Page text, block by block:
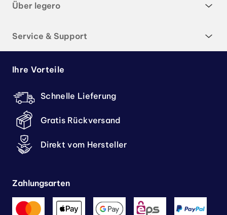
Über legero
Service & Support
Ihre Vorteile
Schnelle Lieferung
Gratis Rückversand
Direkt vom Hersteller
Zahlungsarten